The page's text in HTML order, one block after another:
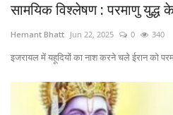
सामयिक विश्लेषण : परमाणु युद्ध
Hemant Bhatt Jun 22, 2025 0 340
इजरायल में यहूदियों का नाश करने चले ईरान को